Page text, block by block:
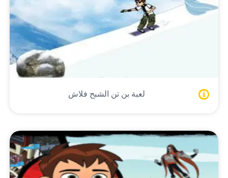
لعبة بن تن الشبح فلاش